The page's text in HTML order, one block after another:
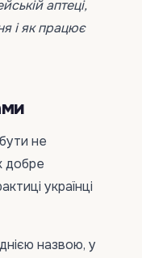
аптеці,
і як працює
не
добре
українці
назвою, у